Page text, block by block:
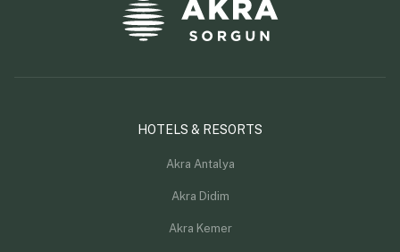
HOTELS & RESORTS
Akra Antalya
Akra Didim
Akra Kemer